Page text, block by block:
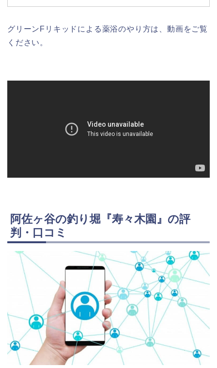
グリーンFリキッドによる薬浴のやり方は、動画をご覧
ください。
阿佐ヶ谷の釣り堀『寿々木園』の評
判・口コミ